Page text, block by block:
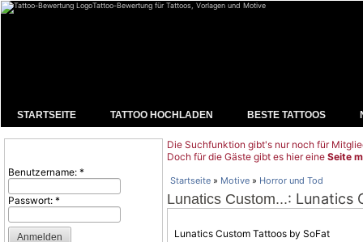
Tattoo-Bewertung für Tattoos, Vorlagen und Motive
STARTSEITE TATTOO HOCHLADEN BESTE TATTOOS
Benutzername: *
Passwort: *
Die Suchfunktion gibt's nur noch für
Doch für die Gäste gibt es hier eine Seite
Startseite » Motive » Horror und Tod
Lunatics Custom...: Lunatics
Lunatics Custom Tattoos by SoFat